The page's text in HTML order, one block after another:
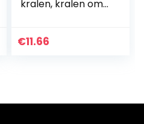
kralen, kralen om
kleurrijke 3D-
€11.66